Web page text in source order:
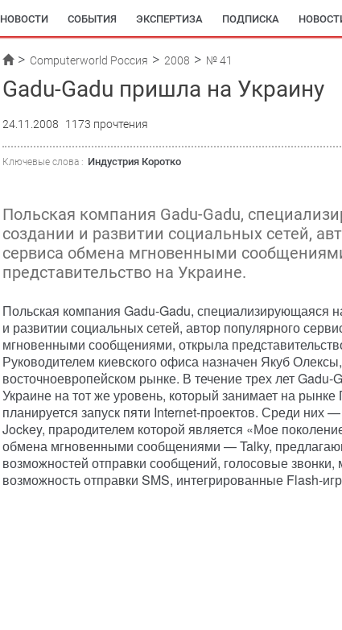
НОВОСТИ СОБЫТИЯ ЭКСПЕРТИЗА ПОДПИСКА
Computerworld Россия 2008 № 41
Gadu-Gadu пришла на Украину
24.11.2008 1173 прочтения
Ключевые слова : Индустрия Коротко
Польская компания Gadu-Gadu,
создании и развитии социальных сетей,
сервиса обмена мгновенными
представительство на Украине.
Польская компания Gadu-Gadu, специализирующаяся
и развитии социальных сетей, автор популярного
мгновенными сообщениями, открыла
Руководителем киевского офиса назначен Якуб
восточноевропейском рынке. В течение трех лет Gadu-
Украине на тот же уровень, который занимает на
планируется запуск пяти Internet-проектов. Среди них
Jockey, прародителем которой является «Мое
обмена мгновенными сообщениями — Talky,
возможностей отправки сообщений, голосовые
возможность отправки SMS, интегрированные Flash-